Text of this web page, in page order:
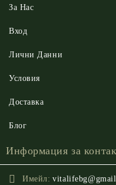
За Нас
Вход
Лични Данни
Условия
Доставка
Блог
Информация за
Имейл: